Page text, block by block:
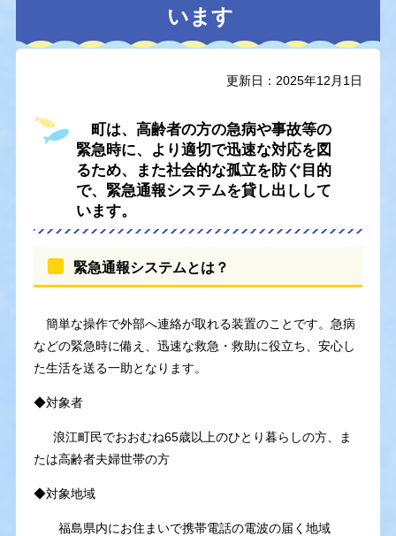
います
更新日：2025年12月1日
町は、高齢者の方の急病や事故等の
緊急時に、より適切で迅速な対応を図
るため、また社会的な孤立を防ぐ目的
で、緊急通報システムを貸し出しして
います。
緊急通報システムとは？
簡単な操作で外部へ連絡が取れる装置のことです。急病
などの緊急時に備え、迅速な救急・救助に役立ち、安心し
た生活を送る一助となります。
◆対象者
浪江町民でおおむね65歳以上のひとり暮らしの方、ま
たは高齢者夫婦世帯の方
◆対象地域
福島県内にお住まいで携帯電話の電波の届く地域